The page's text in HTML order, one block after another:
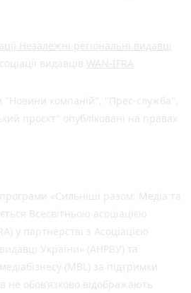
Незалежні регіональні видавці
видавців WAN-IFRA
"Новини компаній", "Прес-служба",
проєкт" опубліковані на правах
«Сильніші разом: Медіа та
Всесвітньою асоціацією
у партнерстві з Асоціацією
України» (АНРВУ) та
(MBL) за підтримки
не обов’язково відображають